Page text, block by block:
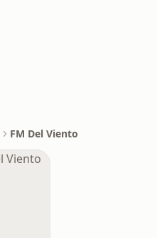
FM Del Viento